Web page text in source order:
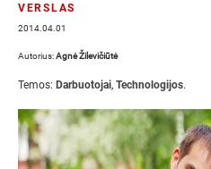
VERSLAS
2014.04.01
Autorius:Agnė Žilevičiūtė
Temos: Darbuotojai, Technologijos.